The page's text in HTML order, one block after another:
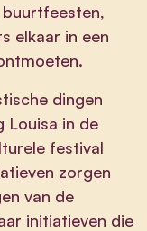
elkaar in een
dingen
Louisa in de
festival
zorgen
van de
initiatieven die